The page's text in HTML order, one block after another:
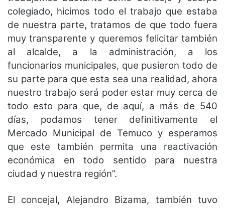
colegiado, hicimos todo el trabajo que estaba
de nuestra parte, tratamos de que todo fuera
muy transparente y queremos felicitar también
al alcalde, a la administración, a los
funcionarios municipales, que pusieron todo de
su parte para que esta sea una realidad, ahora
nuestro trabajo será poder estar muy cerca de
todo esto para que, de aquí, a más de 540
días, podamos tener definitivamente el
Mercado Municipal de Temuco y esperamos
que este también permita una reactivación
económica en todo sentido para nuestra
ciudad y nuestra región”.
El concejal, Alejandro Bizama, también tuvo